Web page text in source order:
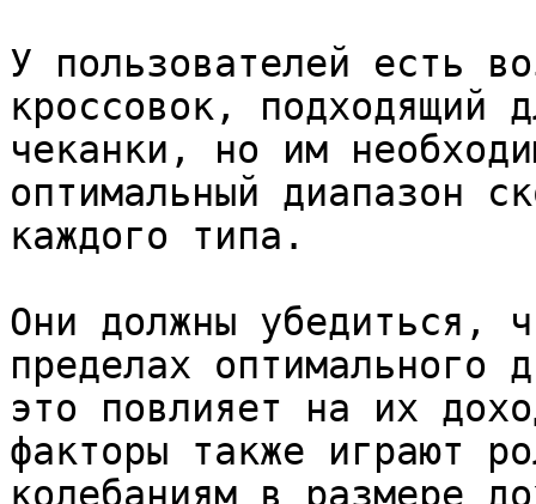
У пользователей есть
кроссовок, подходящий
чеканки, но им
оптимальный диапазон
каждого типа.
Они должны убедиться,
пределах оптимального
это повлияет на их
факторы также играют
колебаниям в размере